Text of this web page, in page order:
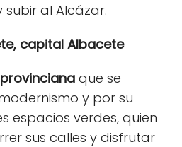
subir al Alcázar.
capital Albacete
que se
y por su
espacios verdes, quien
sus calles y disfrutar